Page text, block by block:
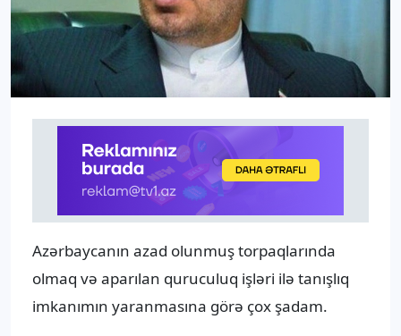
Azərbaycanın azad olunmuş torpaqlarında
olmaq və aparılan quruculuq işləri ilə tanışlıq
imkanımın yaranmasına görə çox şadam.